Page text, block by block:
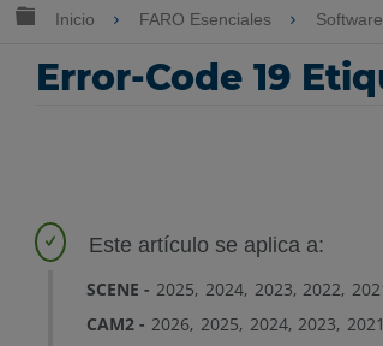
Expandir/contraer jerarquía
Inicio FARO Esenciales
Error-Code 19
SCENE 2025 2024 2023 2022
CAM2
2026 2025 2024 2023 2021